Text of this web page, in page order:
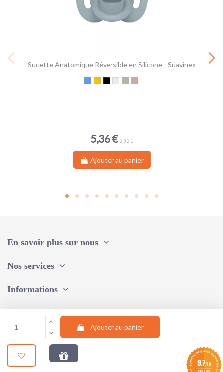
Ajouter au panier
Sucette Anatomique Réversible en Silicone - Suavinex
5,36 € 5,95 €
BleuMoutarde
Terracota
Transparent
Vert armée
Nude
Ajouter au panier
En savoir plus sur nous
Nos services
Informations
Suivez-nous
9.7/10